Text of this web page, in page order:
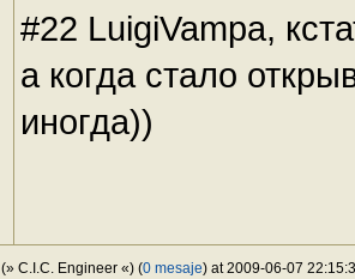
#22 LuigiVampa,
а когда стало
иногда))
(» C.I.C. Engineer «) (0 mesaje) at 2009-06-07